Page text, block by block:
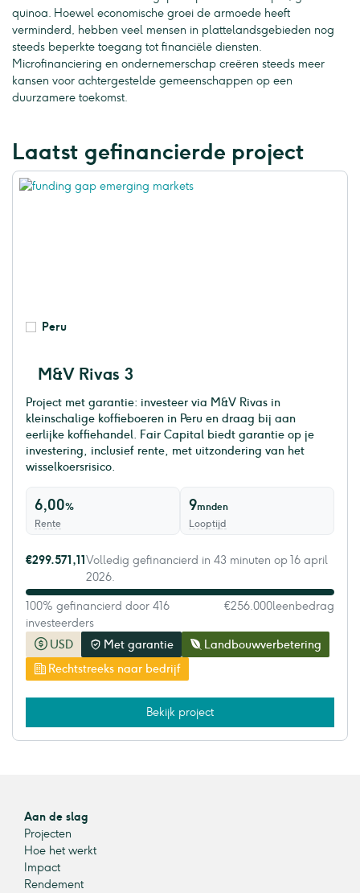
quinoa. Hoewel economische groei de armoede heeft
verminderd, hebben veel mensen in plattelandsgebieden nog
steeds beperkte toegang tot financiële diensten.
Microfinanciering en ondernemerschap creëren steeds meer
kansen voor achtergestelde gemeenschappen op een
duurzamere toekomst.
Laatst gefinancierde project
Peru
M&V Rivas 3
Project met garantie: investeer via M&V Rivas in
kleinschalige koffieboeren in Peru en draag bij aan
eerlijke koffiehandel. Fair Capital biedt garantie op je
investering, inclusief rente, met uitzondering van het
wisselkoersrisico.
6,00%
Rente
9mnden
Looptijd
USD Met garantie
Landbouwverbetering
Rechtstreeks naar bedrijf
€299.571,11 Volledig gefinancierd in 43 minuten op 16 april
2026.
100% gefinancierd door 416
investeerders
€256.000leenbedrag
Bekijk project
Aan de slag
Projecten
Hoe het werkt
Impact
Rendement